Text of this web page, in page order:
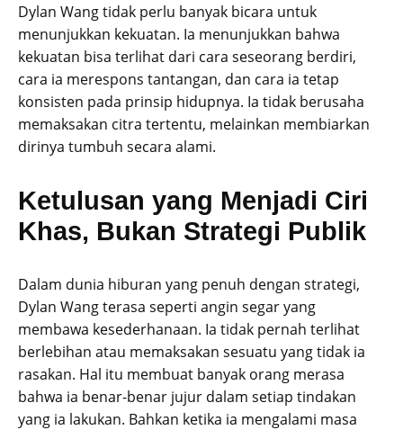
Dylan Wang tidak perlu banyak bicara untuk
menunjukkan kekuatan. Ia menunjukkan bahwa
kekuatan bisa terlihat dari cara seseorang berdiri,
cara ia merespons tantangan, dan cara ia tetap
konsisten pada prinsip hidupnya. Ia tidak berusaha
memaksakan citra tertentu, melainkan membiarkan
dirinya tumbuh secara alami.
Ketulusan yang Menjadi Ciri
Khas, Bukan Strategi Publik
Dalam dunia hiburan yang penuh dengan strategi,
Dylan Wang terasa seperti angin segar yang
membawa kesederhanaan. Ia tidak pernah terlihat
berlebihan atau memaksakan sesuatu yang tidak ia
rasakan. Hal itu membuat banyak orang merasa
bahwa ia benar-benar jujur dalam setiap tindakan
yang ia lakukan. Bahkan ketika ia mengalami masa